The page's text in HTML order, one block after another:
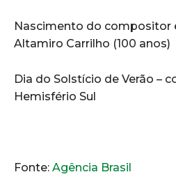
Nascimento do compositor
Altamiro Carrilho (100 anos)
Dia do Solstício de Verão –
Hemisfério Sul
Fonte: Agência Brasil